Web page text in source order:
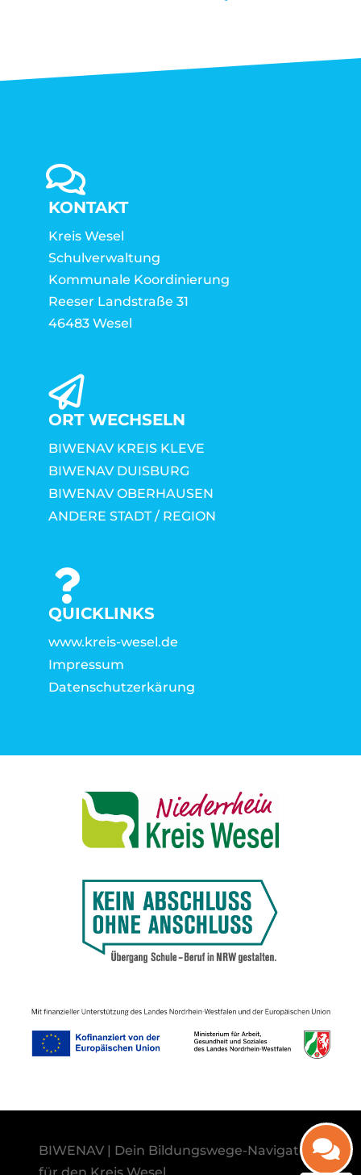
KONTAKT
Kreis Wesel
Schulverwaltung
Kommunale Koordinierung
Reeser Landstraße 31
46483 Wesel
ORT WECHSELN
BIWENAV KREIS KLEVE
BIWENAV DUISBURG
BIWENAV OBERHAUSEN
ANDERE STADT / REGION
QUICKLINKS
www.kreis-wesel.de
Impressum
Datenschutzerkärung
BIWENAV | Dein Bildungswege-Navigator
für den Kreis Wesel.